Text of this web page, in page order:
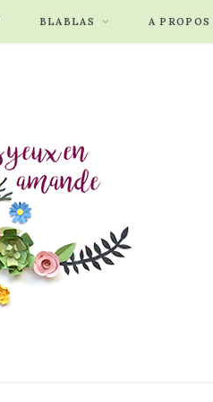
BLABLAS A PROPOS